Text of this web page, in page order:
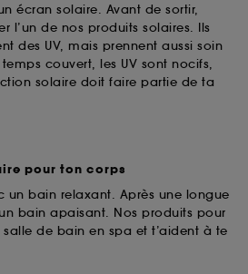
écran solaire. Avant de sortir,
l’un de nos produits solaires. Ils
des UV, mais prennent aussi soin
couvert, les UV sont nocifs,
solaire doit faire partie de ta
pour ton corps
un bain relaxant. Après une longue
bain apaisant. Nos produits pour
de bain en spa et t’aident à te